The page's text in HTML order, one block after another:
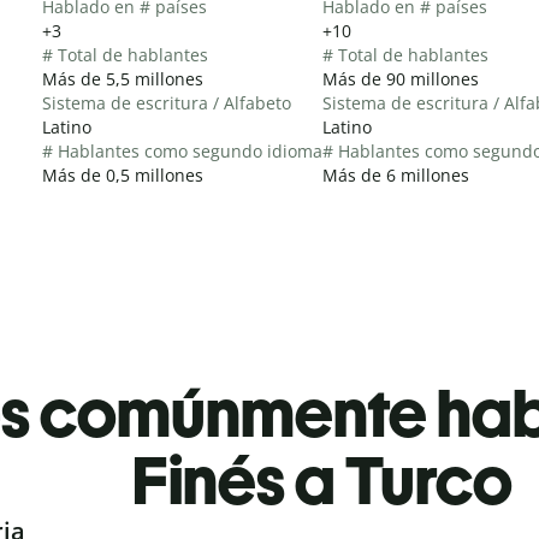
Hablado en # países
+3
# Total de hablantes
Más de 5,5 millones
Sistema de escritura / Alfabeto
Latino
# Hablantes como segundo idioma
Más de 0,5 millones
Hablado en # países
+10
# Total de hablantes
Más de 90 millones
Sistema de escritura /
Latino
# Hablantes como
Más de 6 millones
comúnmente
Finés a Turco